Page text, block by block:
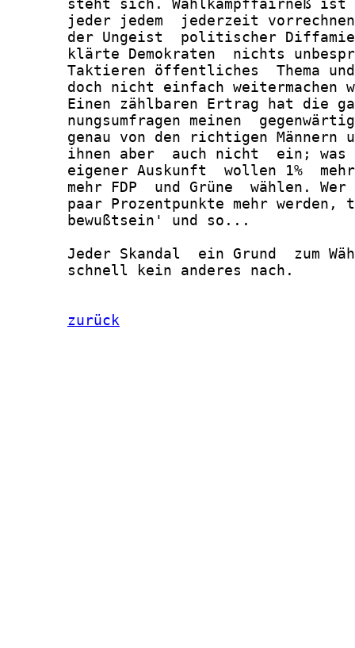
steht sich. Wahlkampffairneß
jeder jedem  jederzeit
der Ungeist  politischer
klärte Demokraten  nichts
Taktieren öffentliches  Thema
doch nicht einfach weitermachen
Einen zählbaren Ertrag hat die
nungsumfragen meinen
genau von den richtigen Männern
ihnen aber  auch nicht  ein;
eigener Auskunft  wollen 1%
mehr FDP  und Grüne  wählen.
paar Prozentpunkte mehr werden,
       bewußtsein' und so...
Jeder Skandal  ein Grund  zum
       schnell kein anderes nach.
zurück